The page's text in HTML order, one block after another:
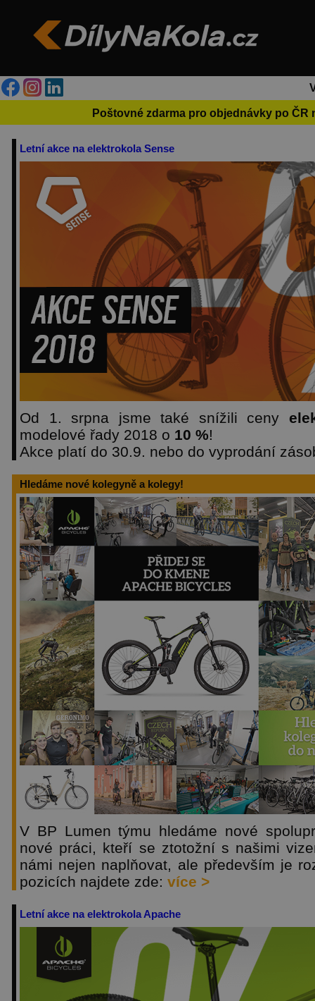
Poštovné zdarma pro objednávky po ČR
Letní akce na elektrokola Sense
Od 1. srpna jsme také snížili ceny
modelové řady 2018 o 10 %!
Akce platí do 30.9. nebo do vyprodání
Hledáme nové kolegyně a kolegy!
V BP Lumen týmu hledáme nové
nové práci, kteří se ztotožní s našimi
námi nejen naplňovat, ale především je
pozicích najdete zde: více >
Letní akce na elektrokola Apache